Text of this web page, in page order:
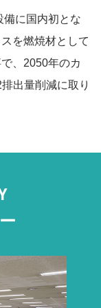
備に国内初とな
を燃焼材として
、2050年のカ
出量削減に取り